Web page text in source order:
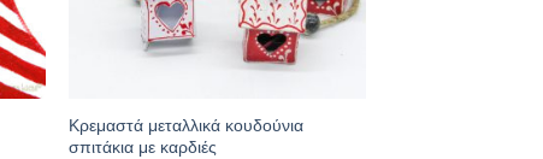
Κρεμαστά μεταλλικά κουδούνια
σπιτάκια με καρδιές